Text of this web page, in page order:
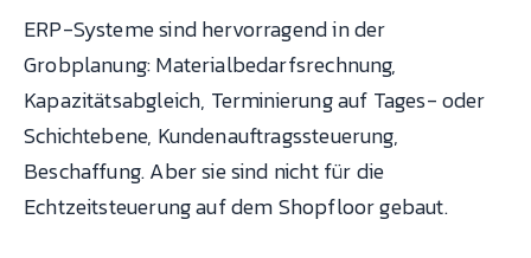
ERP-Systeme sind hervorragend in der
Grobplanung: Materialbedarfsrechnung,
Kapazitätsabgleich, Terminierung auf Tages- oder
Schichtebene, Kundenauftragssteuerung,
Beschaffung. Aber sie sind nicht für die
Echtzeitsteuerung auf dem Shopfloor gebaut.